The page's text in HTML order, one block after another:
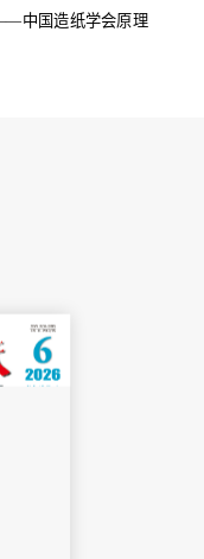
中国造纸学会原理